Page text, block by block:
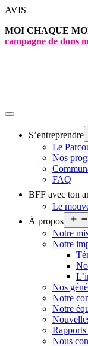
Aller
contenu
AVIS
MOI CHAQUE
campagne de dons
S’entreprendre
Le
Nos
FAQ
BFF avec ton
Le
À propos
Notre
Notre
Nos
Notre
Notre
Nous